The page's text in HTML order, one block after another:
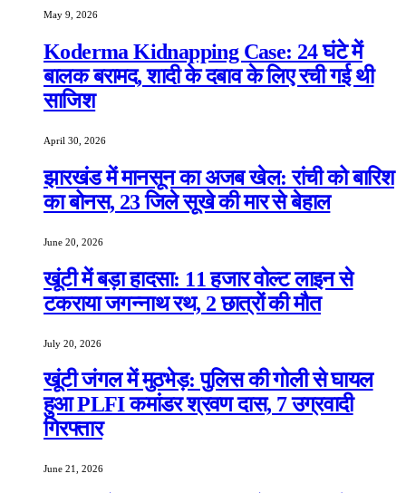
May 9, 2026
Koderma Kidnapping Case: 24 घंटे में
बालक बरामद, शादी के दबाव के लिए रची गई थी
साजिश
April 30, 2026
झारखंड में मानसून का अजब खेल: रांची को बारिश
का बोनस, 23 जिले सूखे की मार से बेहाल
June 20, 2026
खूंटी में बड़ा हादसा: 11 हजार वोल्ट लाइन से
टकराया जगन्नाथ रथ, 2 छात्रों की मौत
July 20, 2026
खूंटी जंगल में मुठभेड़: पुलिस की गोली से घायल
हुआ PLFI कमांडर श्रवण दास, 7 उग्रवादी
गिरफ्तार
June 21, 2026